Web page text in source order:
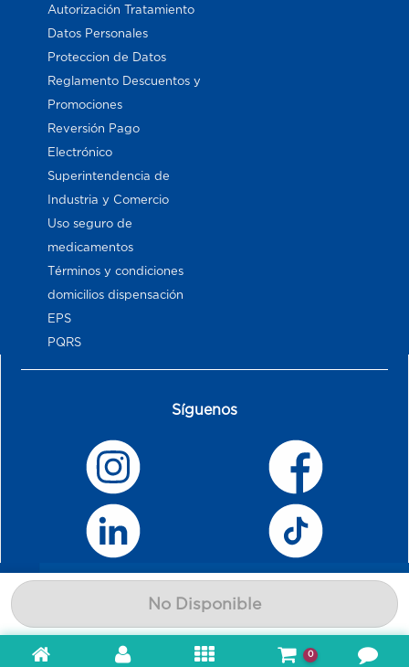
No Disponible
Autorización Tratamiento
Datos Personales
Proteccion de Datos
Reglamento Descuentos y
Promociones
Reversión Pago
Electrónico
Superintendencia de
Industria y Comercio
Uso seguro de
medicamentos
Términos y condiciones
domicilios dispensación
EPS
PQRS
Síguenos
0